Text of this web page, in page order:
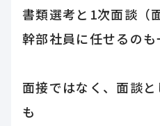
書類選考と1次面談（
幹部社員に任せるのも
面接ではなく、面談
も